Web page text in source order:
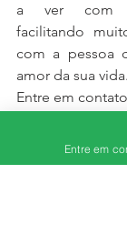
a ver com
facilitando
com a pessoa
amor da sua vida.
Entre em
Entre em